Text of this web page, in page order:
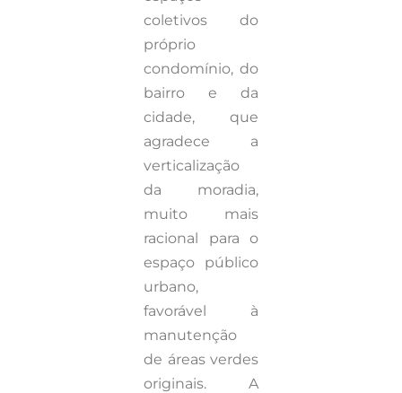
coletivos do
próprio
condomínio, do
bairro e da
cidade, que
agradece a
verticalização
da moradia,
muito mais
racional para o
espaço público
urbano,
favorável à
manutenção
de áreas verdes
originais. A